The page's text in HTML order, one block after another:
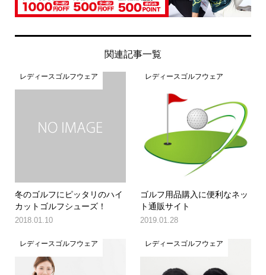
関連記事一覧
レディースゴルフウェア
冬のゴルフにピッタリのハイ
カットゴルフシューズ！
2018.01.10
レディースゴルフウェア
ゴルフ用品購入に便利なネッ
ト通販サイト
2019.01.28
レディースゴルフウェア レディースゴルフウェア